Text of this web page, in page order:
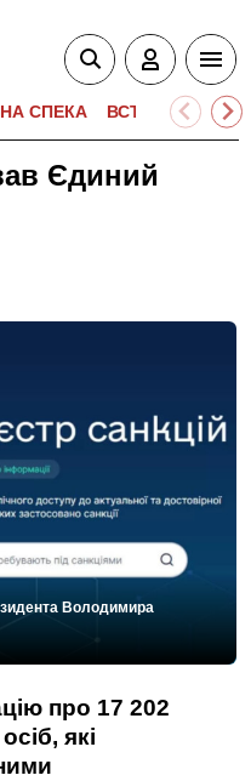
СПЕКА ВСТУПНА
Єдиний
Володимира
про 17 202
які